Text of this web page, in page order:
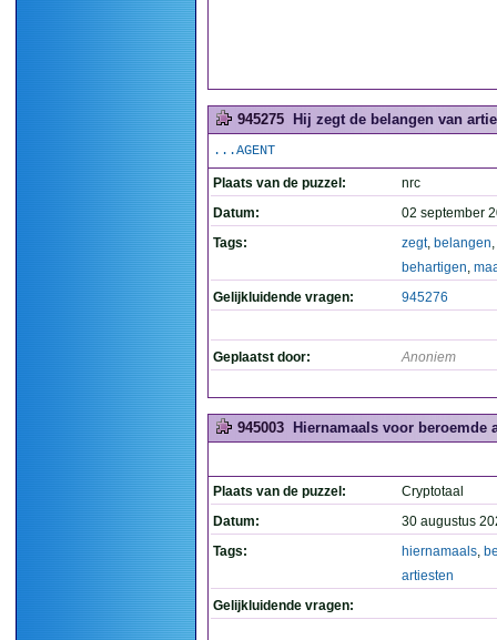
945275 Hij zegt de belangen van
...AGENT
Plaats van de puzzel:
nrc
Datum:
02 september
Tags:
zegt, belangen,
behartigen,
Gelijkluidende vragen:
945276
Geplaatst door: Anoniem
945003 Hiernamaals voor beroemde
Plaats van de puzzel:
Cryptotaal
Datum:
30 augustus
Tags:
hiernamaals,
artiesten
Gelijkluidende vragen: